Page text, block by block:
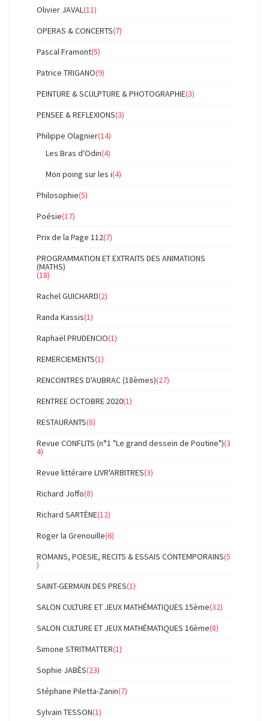
Olivier JAVAL(11)
OPERAS & CONCERTS(7)
Pascal Framont(5)
Patrice TRIGANO(9)
PEINTURE & SCULPTURE & PHOTOGRAPHIE(3)
PENSEE & REFLEXIONS(3)
Philippe Olagnier(14)
Les Bras d'Odin(4)
Mon poing sur les i(4)
Philosophie(5)
Poésie(17)
Prix de la Page 112(7)
PROGRAMMATION ET EXTRAITS DES ANIMATIONS
(MATHS)
(18)
Rachel GUICHARD(2)
Randa Kassis(1)
Raphaël PRUDENCIO(1)
REMERCIEMENTS(1)
RENCONTRES D'AUBRAC (18èmes)(27)
RENTREE OCTOBRE 2020(1)
RESTAURANTS(8)
Revue CONFLITS (n°1 "Le grand dessein de Poutine")(3
4)
Revue littéraire LIVR'ARBITRES(3)
Richard Joffo(8)
Richard SARTÈNE(12)
Roger la Grenouille(6)
ROMANS, POESIE, RECITS & ESSAIS CONTEMPORAINS(5
)
SAINT-GERMAIN DES PRES(1)
SALON CULTURE ET JEUX MATHÉMATIQUES 15ème(32)
SALON CULTURE ET JEUX MATHÉMATIQUES 16ème(8)
Simone STRITMATTER(1)
Sophie JABÈS(23)
Stéphane Piletta-Zanin(7)
Sylvain TESSON(1)